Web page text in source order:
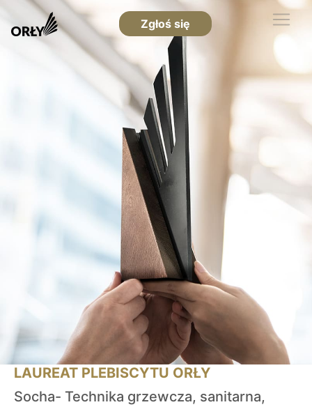
Zgłoś się
LAUREAT PLEBISCYTU ORŁY
Socha- Technika grzewcza, sanitarna,